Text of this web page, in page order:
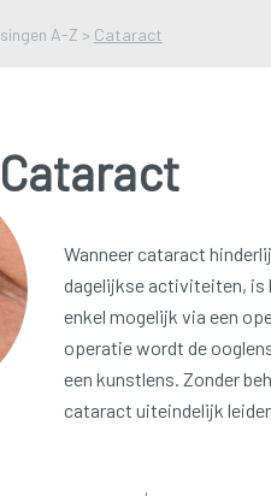
A-Z > Cataract
Cataract
Wanneer cataract
dagelijkse activiteiten, is
enkel mogelijk via een
operatie wordt de
een kunstlens. Zonder
cataract uiteindelijk